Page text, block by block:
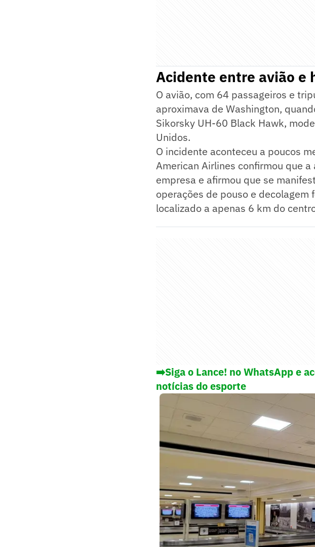
Acidente entre avião e
O avião, com 64 passageiros e
aproximava de Washington,
Sikorsky UH-60 Black Hawk,
Unidos.
O incidente aconteceu a poucos
American Airlines confirmou que
empresa e afirmou que se
operações de pouso e
localizado a apenas 6 km do
➡️Siga o Lance! no WhatsApp e
notícias do esporte